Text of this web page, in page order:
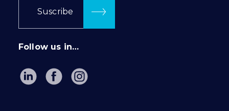
Suscribe
Follow us in…